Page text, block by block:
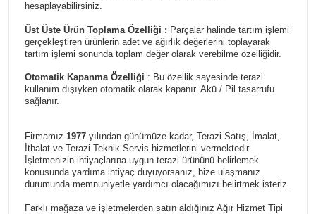
hesaplayabilirsiniz.
Üst Üste Ürün Toplama Özelliği : Parçalar halinde tartım işlemi
gerçekleştiren ürünlerin adet ve ağırlık değerlerini toplayarak
tartım işlemi sonunda toplam değer olarak verebilme özelliğidir.
Otomatik Kapanma Özelliği : Bu özellik sayesinde terazi
kullanım dışıyken otomatik olarak kapanır. Akü / Pil tasarrufu
sağlanır.
Firmamız 1977 yılından günümüze kadar, Terazi Satış, İmalat,
İthalat ve Terazi Teknik Servis hizmetlerini vermektedir.
İşletmenizin ihtiyaçlarına uygun terazi ürününü belirlemek
konusunda yardıma ihtiyaç duyuyorsanız, bize ulaşmanız
durumunda memnuniyetle yardımcı olacağımızı belirtmek isteriz.
Farklı mağaza ve işletmelerden satın aldığınız Ağır Hizmet Tipi